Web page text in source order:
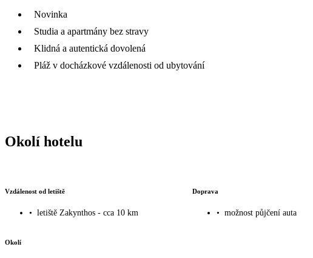
Novinka
Studia a apartmány bez stravy
Klidná a autentická dovolená
Pláž v docházkové vzdálenosti od ubytování
Okolí hotelu
Vzdálenost od letiště
• letiště Zakynthos - cca 10 km
Doprava
• možnost půjčení auta
Okolí